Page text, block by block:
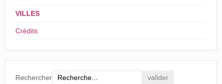
VILLES
Crédits
Rechercher